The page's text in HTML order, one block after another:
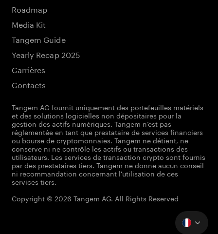
Roadmap
Media Kit
Tangem Guide
Yearly Recap 2025
Carrières
Contacts
Tangem AG fournit uniquement des portefeuilles matériels
et des solutions logicielles non dépositaires pour la
gestion des actifs numériques. Tangem n’est pas
réglementée en tant que prestataire de services financiers
ou bourse de cryptomonnaies. Tangem ne détient, ne
conserve ni ne contrôle les actifs ou transactions des
utilisateurs. Les services de transaction crypto sont fournis
par des prestataires tiers. Tangem ne donne aucun conseil
ni recommandation concernant l'utilisation de ces
services tiers.